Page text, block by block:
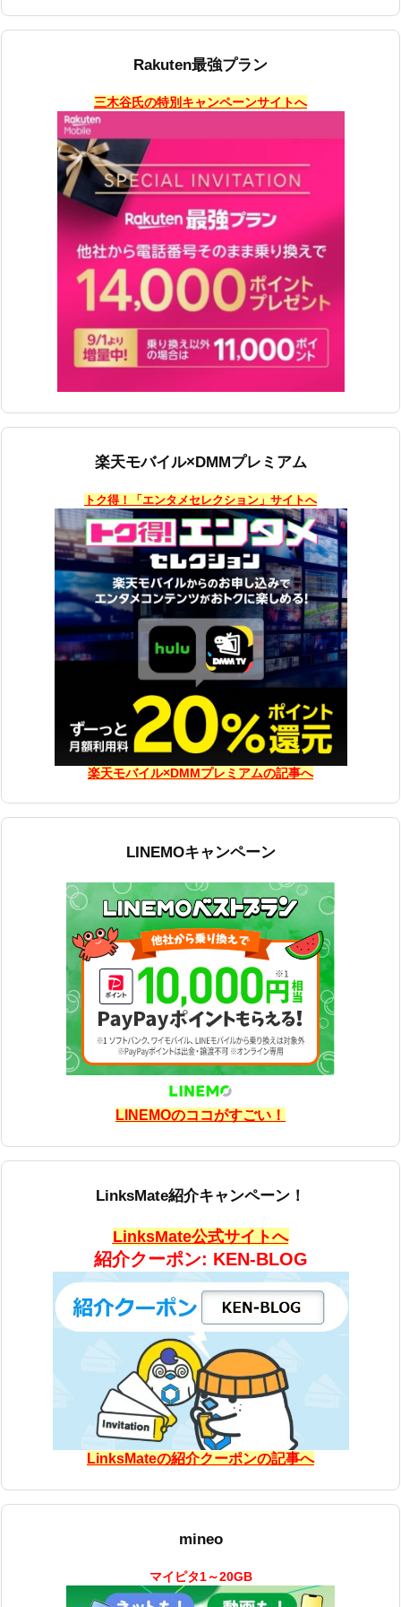
Rakuten最強プラン
三木谷氏の特別キャンペーンサイトへ
楽天モバイル×DMMプレミアム
トク得！「エンタメセレクション」サイトへ
楽天モバイル×DMMプレミアムの記事へ
LINEMOキャンペーン
LINEMOのココがすごい！
LinksMate紹介キャンペーン！
LinksMate公式サイトへ
紹介クーポン: KEN-BLOG
LinksMateの紹介クーポンの記事へ
mineo
マイピタ1～20GB